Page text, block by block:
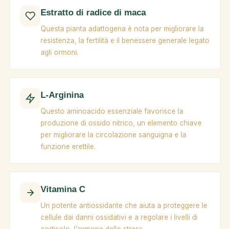
Estratto di radice di maca
Questa pianta adattogena è nota per migliorare la
resistenza, la fertilità e il benessere generale legato
agli ormoni.
L-Arginina
Questo aminoacido essenziale favorisce la
produzione di ossido nitrico, un elemento chiave
per migliorare la circolazione sanguigna e la
funzione erettile.
Vitamina C
Un potente antiossidante che aiuta a proteggere le
cellule dai danni ossidativi e a regolare i livelli di